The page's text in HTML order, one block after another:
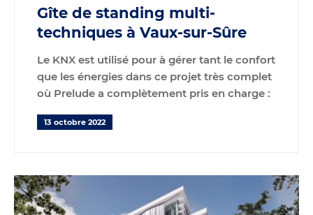
Gîte de standing multi-
techniques à Vaux-sur-Sûre
Le KNX est utilisé pour à gérer tant le confort
que les énergies dans ce projet très complet
où Prelude a complètement pris en charge :
13 octobre 2022